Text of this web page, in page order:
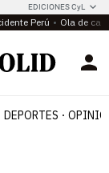
EDICIONES CyL
Perú Ola de
DEPORTES